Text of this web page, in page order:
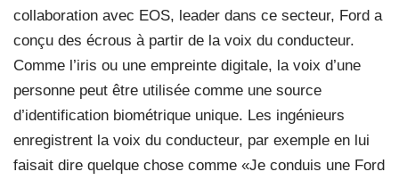
collaboration avec EOS, leader dans ce secteur, Ford a
conçu des écrous à partir de la voix du conducteur.
Comme l’iris ou une empreinte digitale, la voix d’une
personne peut être utilisée comme une source
d’identification biométrique unique. Les ingénieurs
enregistrent la voix du conducteur, par exemple en lui
faisait dire quelque chose comme «Je conduis une Ford